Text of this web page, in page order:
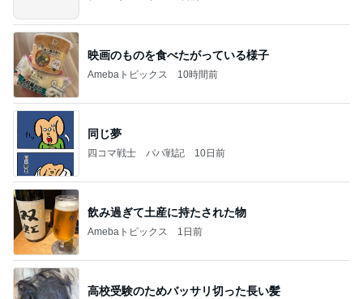
映画のものを食べたがっている様子
Amebaトピックス 10時間前
同じ夢
四コマ戦士 パパ戦記 10日前
飲み過ぎて土産に持たされた物
Amebaトピックス 1日前
高校受験のためバッサリ切った長い髪